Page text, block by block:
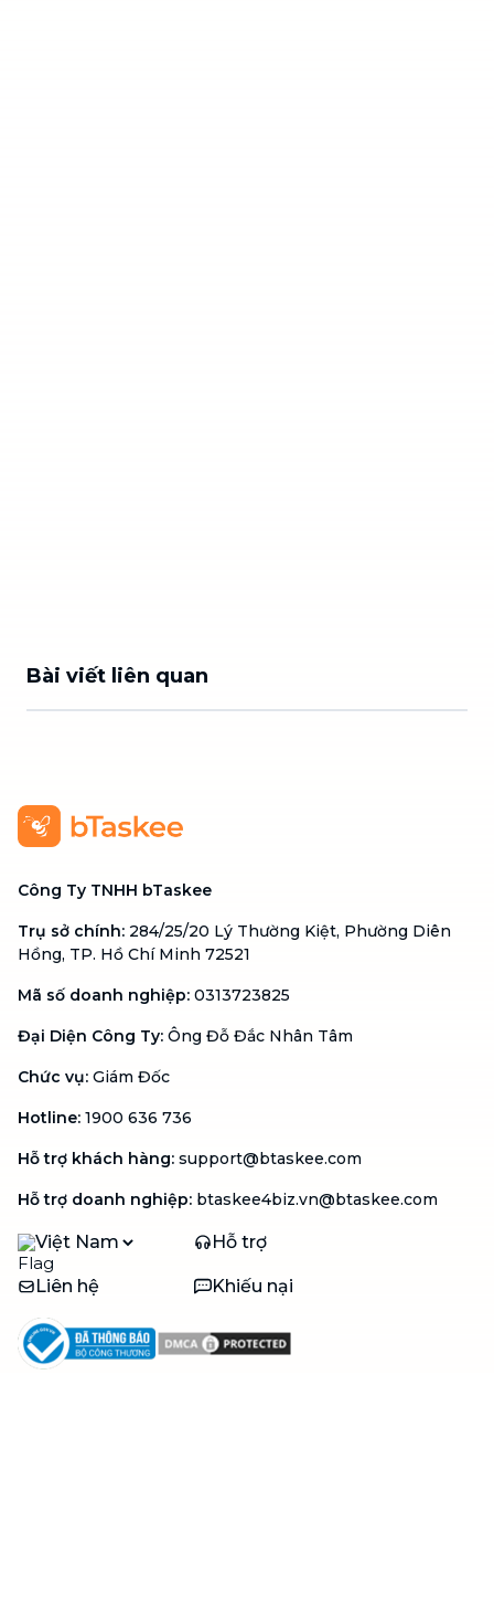
Bài viết liên quan
Công Ty TNHH bTaskee
Trụ sở chính: 284/25/20 Lý Thường Kiệt, Phường Diên
Hồng, TP. Hồ Chí Minh 72521
Mã số doanh nghiệp: 0313723825
Đại Diện Công Ty: Ông Đỗ Đắc Nhân Tâm
Chức vụ: Giám Đốc
Hotline: 1900 636 736
Hỗ trợ khách hàng: support@btaskee.com
Hỗ trợ doanh nghiệp: btaskee4biz.vn@btaskee.com
Việt Nam Hỗ trợ
Liên hệ Khiếu nại